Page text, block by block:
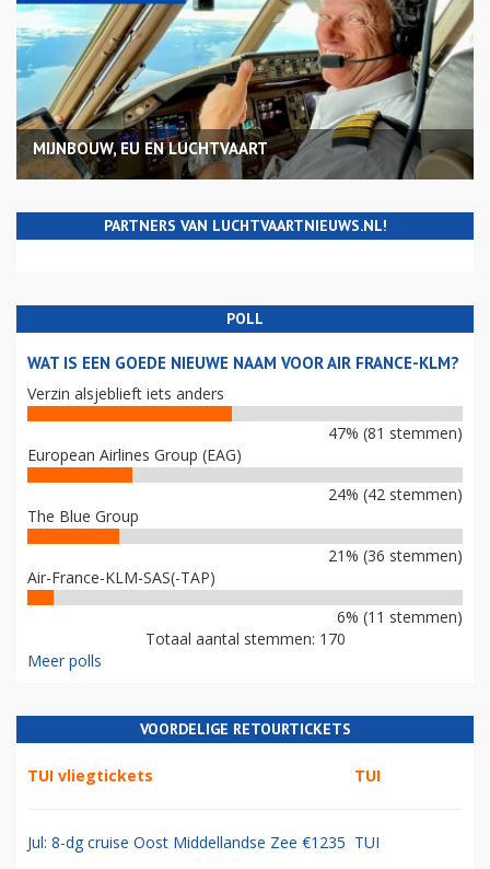
MIJNBOUW, EU EN LUCHTVAART
PARTNERS VAN LUCHTVAARTNIEUWS.NL!
POLL
WAT IS EEN GOEDE NIEUWE NAAM VOOR AIR FRANCE-KLM?
Verzin alsjeblieft iets anders
47% (81 stemmen)
European Airlines Group (EAG)
24% (42 stemmen)
The Blue Group
21% (36 stemmen)
Air-France-KLM-SAS(-TAP)
6% (11 stemmen)
Totaal aantal stemmen: 170
Meer polls
VOORDELIGE RETOURTICKETS
TUI vliegtickets TUI
Jul: 8-dg cruise Oost Middellandse Zee €1235 TUI